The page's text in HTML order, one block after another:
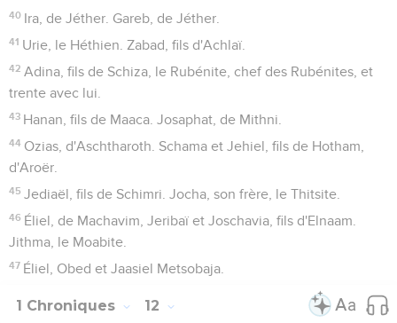
40 Ira, de Jéther. Gareb, de Jéther.
41 Urie, le Héthien. Zabad, fils d'Achlaï.
42 Adina, fils de Schiza, le Rubénite, chef des Rubénites, et
trente avec lui.
43 Hanan, fils de Maaca. Josaphat, de Mithni.
44 Ozias, d'Aschtharoth. Schama et Jehiel, fils de Hotham,
d'Aroër.
45 Jediaël, fils de Schimri. Jocha, son frère, le Thitsite.
46 Éliel, de Machavim, Jeribaï et Joschavia, fils d'Elnaam.
Jithma, le Moabite.
47 Éliel, Obed et Jaasiel Metsobaja.
1 Chroniques 12